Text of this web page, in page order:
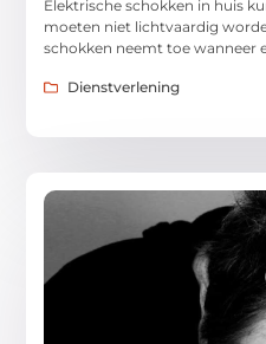
Elektrische schokken in huis
moeten niet lichtvaardig
schokken neemt toe wanneer
Dienstverlening